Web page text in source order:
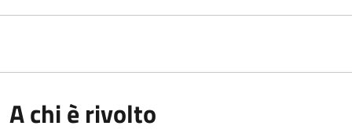
A chi è rivolto